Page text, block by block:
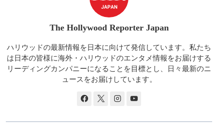
The Hollywood Reporter Japan
ハリウッドの最新情報を日本に向けて発信しています。私たち
は日本の皆様に海外・ハリウッドのエンタメ情報をお届けする
リーディングカンパニーになることを目標とし、日々最新のニ
ュースをお届けしています。